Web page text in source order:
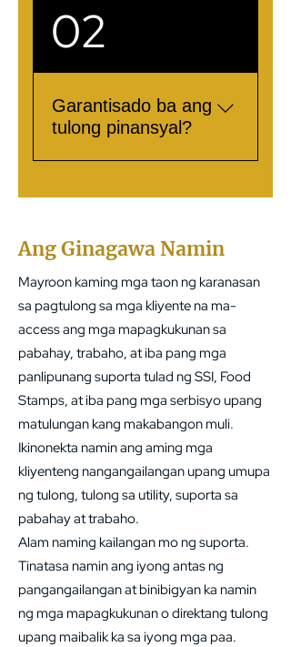
tulong sa pag-upa sa
Riverside County,
pakibisita ang aming
Pahina ng Pakikipag-
ugnayan o Tawagan kami
sa +1 (833) 312-7466
02
Garantisado ba ang
tulong pinansyal?
tulong pinansyal ay
kwalipikado. Mangyaring
makipag-ugnayan sa
amin para sa detalyadong
impormasyon.
Ang Ginagawa Namin
Mayroon kaming mga taon ng karanasan
sa pagtulong sa mga kliyente na ma-
access ang mga mapagkukunan sa
pabahay, trabaho, at iba pang mga
panlipunang suporta tulad ng SSI, Food
Stamps, at iba pang mga serbisyo upang
matulungan kang makabangon muli.
Ikinonekta namin ang aming mga
kliyenteng nangangailangan upang umupa
ng tulong, tulong sa utility, suporta sa
pabahay at trabaho.
Alam naming kailangan mo ng suporta.
Tinatasa namin ang iyong antas ng
pangangailangan at binibigyan ka namin
ng mga mapagkukunan o direktang tulong
upang maibalik ka sa iyong mga paa.